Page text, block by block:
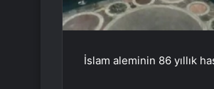
İslam aleminin 86 yıllık